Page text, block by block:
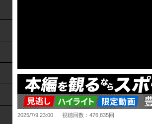
2025/7/9 23:00 視聴回数：476,835回